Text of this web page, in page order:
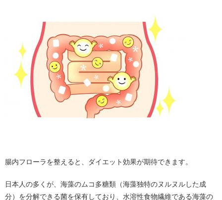
腸内フローラを整えると、ダイエット効果が期待できます。
日本人の多くが、海藻のムコ多糖類（海藻独特のヌルヌルした成
分）を分解できる菌を保有しており、水溶性食物繊維である海藻の